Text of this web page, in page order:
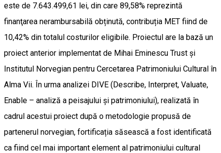
este de 7.643.499,61 lei, din care 89,58% reprezintă
finanţarea nerambursabilă obținută, contribuția MET fiind de
10,42% din totalul costurilor eligibile. Proiectul are la bază un
proiect anterior implementat de Mihai Eminescu Trust și
Institutul Norvegian pentru Cercetarea Patrimoniului Cultural în
Alma Vii. În urma analizei DIVE (Describe, Interpret, Valuate,
Enable – analiză a peisajului și patrimoniului), realizată în
cadrul acestui proiect după o metodologie propusă de
partenerul norvegian, fortificația săsească a fost identificată
ca fiind cel mai important element al patrimoniului cultural